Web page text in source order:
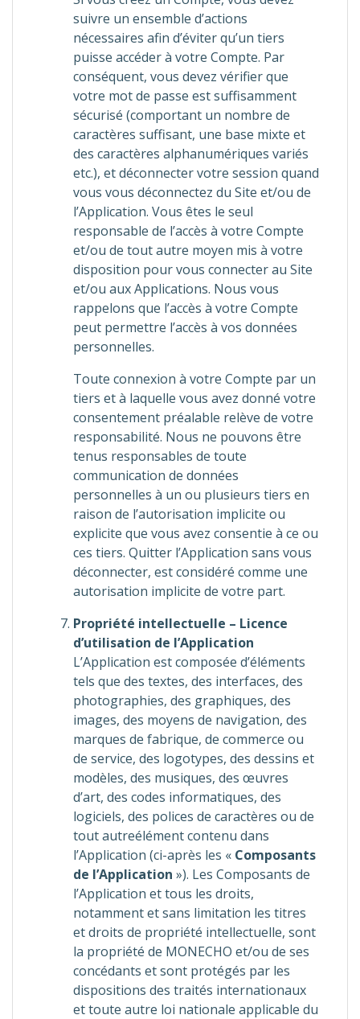
suivre un ensemble d’actions
nécessaires afin d’éviter qu’un tiers
puisse accéder à votre Compte. Par
conséquent, vous devez vérifier que
votre mot de passe est suffisamment
sécurisé (comportant un nombre de
caractères suffisant, une base mixte et
des caractères alphanumériques variés
etc.), et déconnecter votre session quand
vous vous déconnectez du Site et/ou de
l’Application. Vous êtes le seul
responsable de l’accès à votre Compte
et/ou de tout autre moyen mis à votre
disposition pour vous connecter au Site
et/ou aux Applications. Nous vous
rappelons que l’accès à votre Compte
peut permettre l’accès à vos données
personnelles.
Toute connexion à votre Compte par un
tiers et à laquelle vous avez donné votre
consentement préalable relève de votre
responsabilité. Nous ne pouvons être
tenus responsables de toute
communication de données
personnelles à un ou plusieurs tiers en
raison de l’autorisation implicite ou
explicite que vous avez consentie à ce ou
ces tiers. Quitter l’Application sans vous
déconnecter, est considéré comme une
autorisation implicite de votre part.
Propriété intellectuelle – Licence
d’utilisation de l’Application
L’Application est composée d’éléments
tels que des textes, des interfaces, des
photographies, des graphiques, des
images, des moyens de navigation, des
marques de fabrique, de commerce ou
de service, des logotypes, des dessins et
modèles, des musiques, des œuvres
d’art, des codes informatiques, des
logiciels, des polices de caractères ou de
tout autreélément contenu dans
l’Application (ci-après les « Composants
de l’Application »). Les Composants de
l’Application et tous les droits,
notamment et sans limitation les titres
et droits de propriété intellectuelle, sont
la propriété de MONECHO et/ou de ses
concédants et sont protégés par les
dispositions des traités internationaux
et toute autre loi nationale applicable du